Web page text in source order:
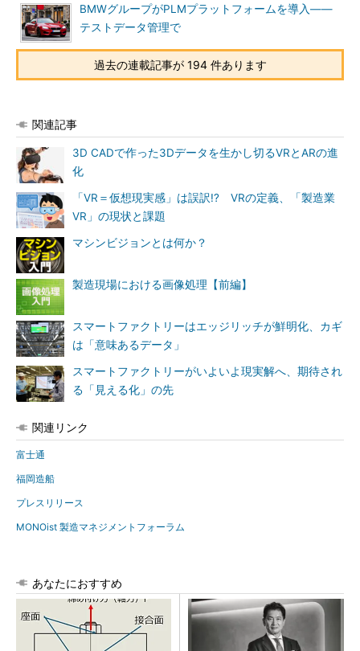
BMWグループがPLMプラットフォームを導入――
テストデータ管理で
過去の連載記事が 194 件あります
関連記事
3D CADで作った3Dデータを生かし切るVRとARの進
化
「VR＝仮想現実感」は誤訳!? VRの定義、「製造業
VR」の現状と課題
マシンビジョンとは何か？
製造現場における画像処理【前編】
スマートファクトリーはエッジリッチが鮮明化、カギ
は「意味あるデータ」
スマートファクトリーがいよいよ現実解へ、期待され
る「見える化」の先
関連リンク
富士通
福岡造船
プレスリリース
MONOist 製造マネジメントフォーラム
あなたにおすすめ